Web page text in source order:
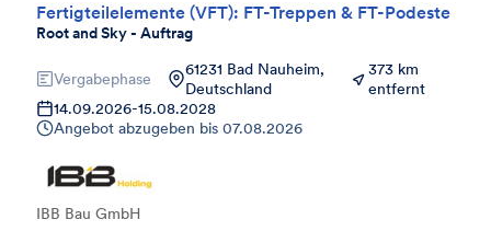
Fertigteilelemente (VFT): FT-Treppen & FT-Podeste
Root and Sky - Auftrag
Vergabephase
61231 Bad Nauheim,
Deutschland
373 km
entfernt
14.09.2026-15.08.2028
Angebot abzugeben bis 07.08.2026
IBB Bau GmbH